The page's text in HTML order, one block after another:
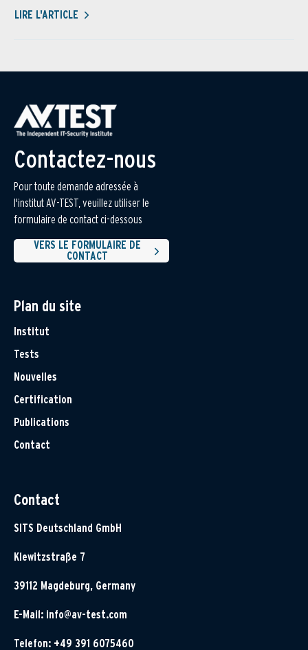
LIRE L'ARTICLE
Contactez-nous
Pour toute demande adressée à
l'institut AV-TEST, veuillez utiliser le
formulaire de contact ci-dessous
VERS LE FORMULAIRE DE
CONTACT
Plan du site
Institut
Tests
Nouvelles
Certification
Publications
Contact
Contact
SITS Deutschland GmbH
Klewitzstraße 7
39112 Magdeburg, Germany
E-Mail: info@av-test.com
Telefon: +49 391 6075460